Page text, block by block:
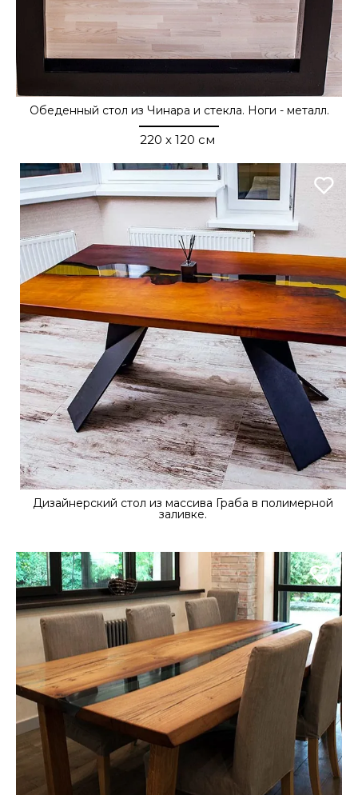
Обеденный стол из Чинара и стекла. Ноги - металл.
220 x 120 см
Дизайнерский стол из массива Граба в полимерной
заливке.